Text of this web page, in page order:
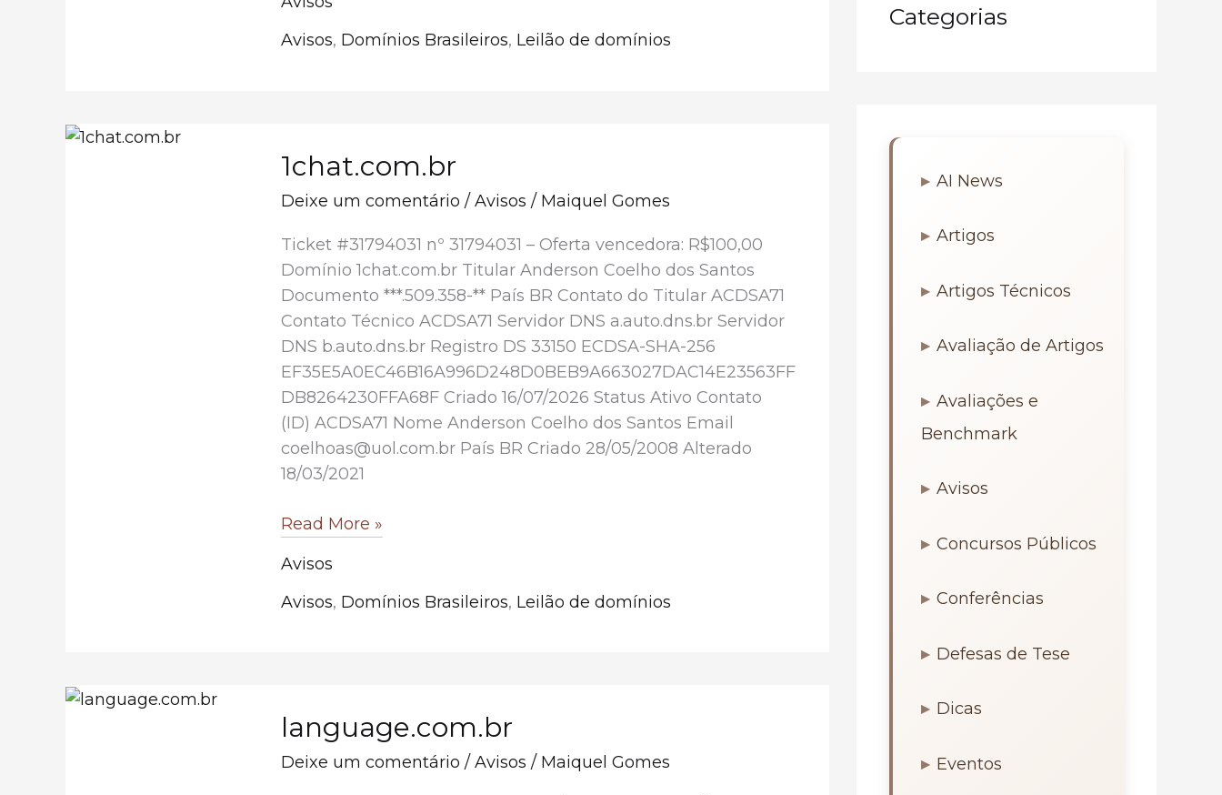
Avisos, Domínios Brasileiros, Leilão de domínios
1chat.com.br
Deixe um comentário /Avisos / Maiquel Gomes
Ticket #31794031 nº 31794031 – Oferta vencedora: R$100,00
Domínio 1chat.com.br Titular Anderson Coelho dos Santos
Documento ***.509.358-** País BR Contato do Titular ACDSA71
Contato Técnico ACDSA71 Servidor DNS a.auto.dns.br Servidor
DNS b.auto.dns.br Registro DS 33150 ECDSA-SHA-256
EF35E5A0EC46B16A996D248D0BEB9A663027DAC14E23563FF
DB8264230FFA68F Criado 16/07/2026 Status Ativo Contato
(ID) ACDSA71 Nome Anderson Coelho dos Santos Email
coelhoas@uol.com.br País BR Criado 28/05/2008 Alterado
18/03/2021
1chat.com.br
Read More »
Avisos
Avisos, Domínios Brasileiros, Leilão de domínios
language.com.br
Deixe um comentário / Avisos / Maiquel Gomes
Categorias
AI News
Artigos
Artigos Técnicos
Avaliação de Artigos
Avaliações e
Benchmark
Avisos
Concursos Públicos
Conferências
Defesas de Tese
Dicas
Eventos